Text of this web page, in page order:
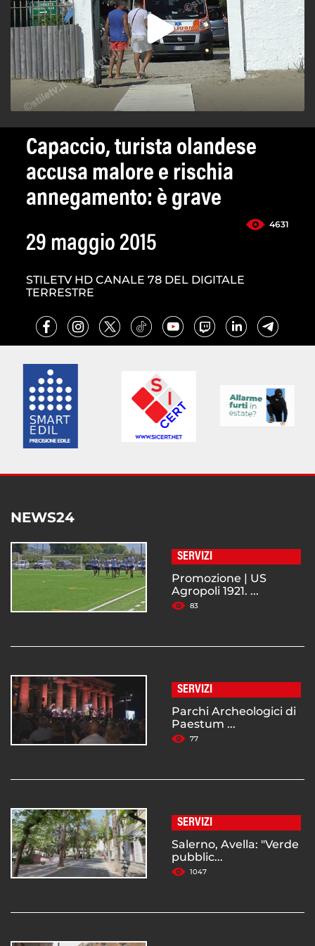
Capaccio, turista olandese
accusa malore e rischia
annegamento: è grave
4631
29 maggio 2015
STILETV HD CANALE 78 DEL DIGITALE
TERRESTRE
NEWS24
SERVIZI
Promozione | US
Agropoli 1921. ...
83
SERVIZI
Parchi Archeologici di
Paestum ...
77
SERVIZI
Salerno, Avella: "Verde
pubblic...
1047